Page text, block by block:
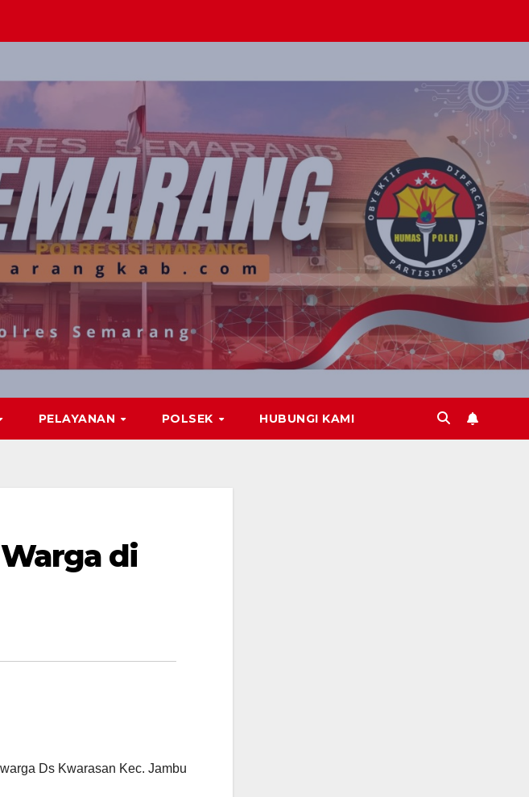
PELAYANAN POLSEK HUBUNGI KAMI
di
Ds Kwarasan Kec. Jambu